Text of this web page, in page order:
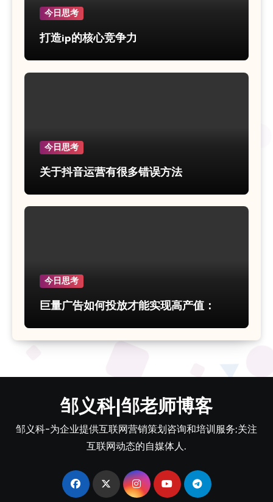
今日思考
打造ip的核心竞争力
今日思考
关于抖音运营有很多错误方法
今日思考
巨量广告如何投放才能实现高产值：
邹义科|邹老师博客
邹义科-为企业提供互联网营销策划咨询和培训服务;关注
互联网动态的自媒体人.